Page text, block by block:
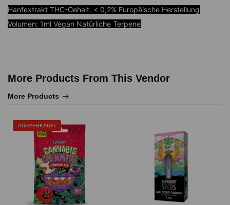
Hanfextrakt THC-Gehalt: < 0,2% Europäische Herstellung
Volumen: 1ml Vegan Natürliche Terpene
More Products From This Vendor
More Products
AUSVERKAUFT